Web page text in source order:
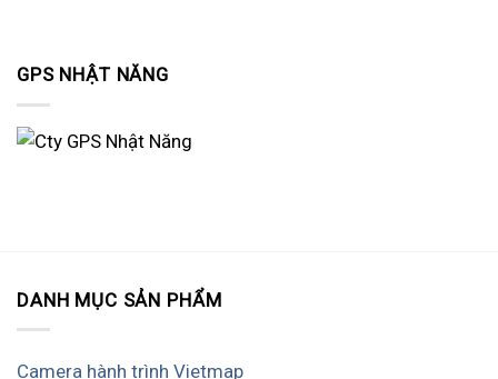
GPS NHẬT NĂNG
DANH MỤC SẢN PHẨM
Camera hành trình Vietmap